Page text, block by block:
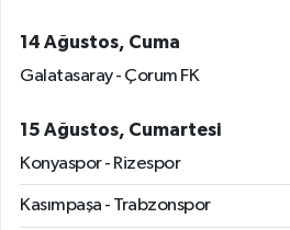
14 Ağustos, Cuma
Galatasaray - Çorum FK
15 Ağustos, Cumartesi
Konyaspor - Rizespor
Kasımpaşa - Trabzonspor